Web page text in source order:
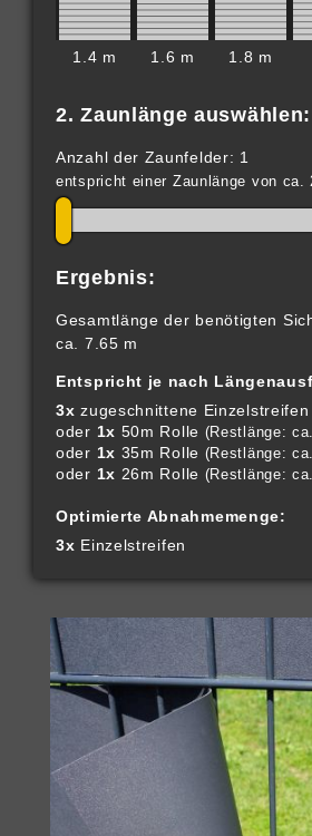
1.4 m 1.6 m 1.8 m
2. Zaunlänge auswählen:
Anzahl der Zaunfelder: 1
entspricht einer Zaunlänge von ca.
Ergebnis:
Gesamtlänge der benötigten
ca. 7.65 m
Entspricht je nach
3x zugeschnittene Einzelstreifen
oder 1x 50m Rolle (Restlänge:
oder 1x 35m Rolle (Restlänge:
oder 1x 26m Rolle (Restlänge:
Optimierte Abnahmemenge:
3x Einzelstreifen